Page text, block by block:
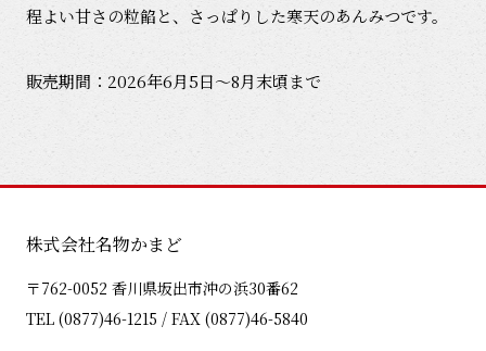
程よい甘さの粒餡と、さっぱりした寒天のあんみつです。
販売期間：2026年6月5日～8月末頃まで
株式会社名物かまど
〒762-0052 香川県坂出市沖の浜30番62
TEL (0877)46-1215 / FAX (0877)46-5840